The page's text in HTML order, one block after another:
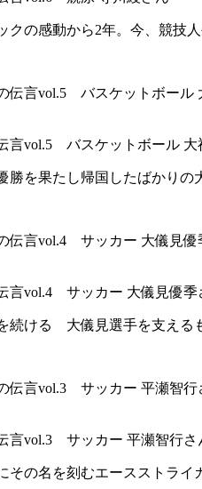
クの感動から2年。今、競技
言vol.5 バスケットボール 大
勝を果たし帰国したばかりの
言vol.4 サッカー 大儀見優季
続ける 大儀見選手を支える
言vol.3 サッカー 平瀬智行さ
その名を刻むエースストラ